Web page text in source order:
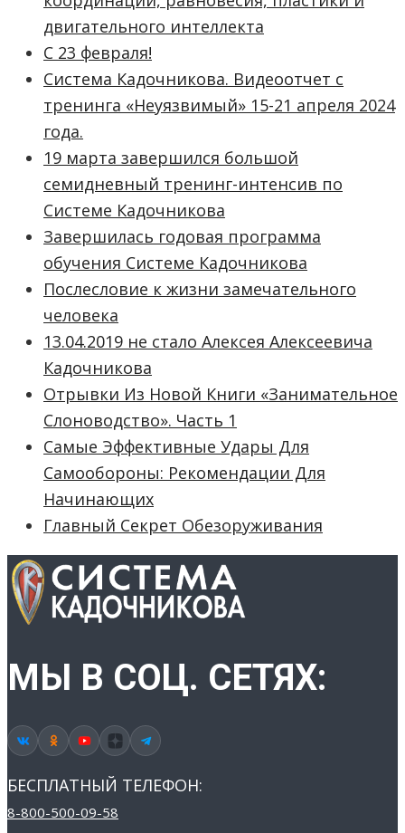
двигательного интеллекта
С 23 февраля!
Система Кадочникова. Видеоотчет с
тренинга «Неуязвимый» 15-21 апреля 2024
года.
19 марта завершился большой
семидневный тренинг-интенсив по
Системе Кадочникова
Завершилась годовая программа
обучения Системе Кадочникова
Послесловие к жизни замечательного
человека
13.04.2019 не стало Алексея Алексеевича
Кадочникова
Отрывки Из Новой Книги «Занимательное
Слоноводство». Часть 1
Самые Эффективные Удары Для
Самообороны: Рекомендации Для
Начинающих
Главный Секрет Обезоруживания
МЫ В СОЦ. СЕТЯХ:
БЕСПЛАТНЫЙ ТЕЛЕФОН:
8-800-500-09-58